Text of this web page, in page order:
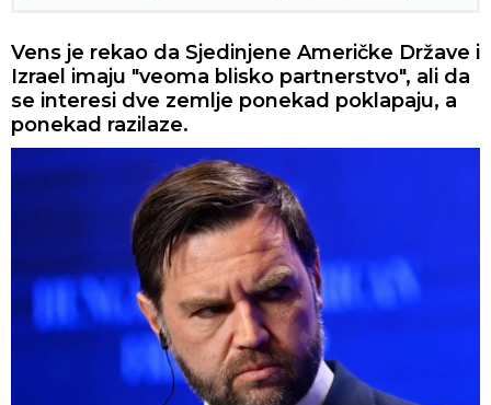
Vens je rekao da Sjedinjene Američke Države i
Izrael imaju "veoma blisko partnerstvo", ali da
se interesi dve zemlje ponekad poklapaju, a
ponekad razilaze.